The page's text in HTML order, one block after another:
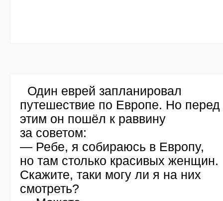
Один еврей запланировал
путешествие по Европе. Но перед
этим он пошёл к раввину
за советом:
— Ребе, я собираюсь в Европу,
но там столько красивых женщин.
Скажите, таки могу ли я на них
смотреть?